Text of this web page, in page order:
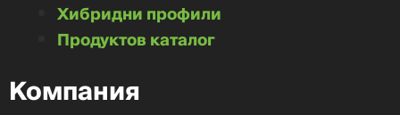
Хибридни профили
Продуктов каталог
Компания